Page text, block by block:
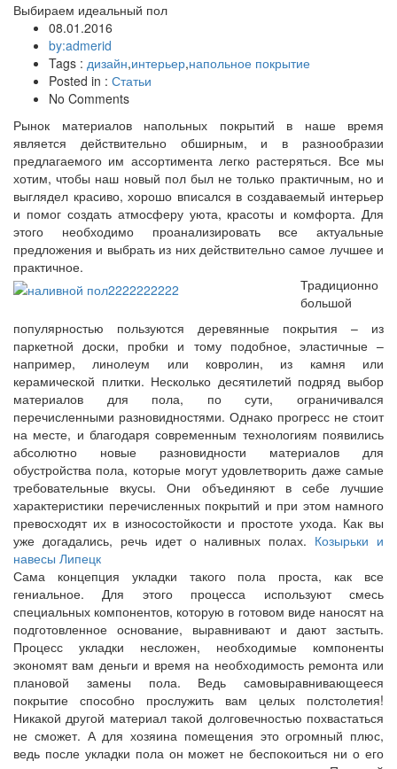
Выбираем идеальный пол
08.01.2016
by:admerid
Tags : дизайн,интерьер,напольное покрытие
Posted in : Статьи
No Comments
Рынок материалов напольных покрытий в наше время
является действительно обширным, и в разнообразии
предлагаемого им ассортимента легко растеряться. Все мы
хотим, чтобы наш новый пол был не только практичным, но и
выглядел красиво, хорошо вписался в создаваемый интерьер
и помог создать атмосферу уюта, красоты и комфорта. Для
этого необходимо проанализировать все актуальные
предложения и выбрать из них действительно самое лучшее и
практичное.
Традиционно
большой
популярностью пользуются деревянные покрытия – из
паркетной доски, пробки и тому подобное, эластичные –
например, линолеум или ковролин, из камня или
керамической плитки. Несколько десятилетий подряд выбор
материалов для пола, по сути, ограничивался
перечисленными разновидностями. Однако прогресс не стоит
на месте, и благодаря современным технологиям появились
абсолютно новые разновидности материалов для
обустройства пола, которые могут удовлетворить даже самые
требовательные вкусы. Они объединяют в себе лучшие
характеристики перечисленных покрытий и при этом намного
превосходят их в износостойкости и простоте ухода. Как вы
уже догадались, речь идет о наливных полах. Козырьки и
навесы Липецк
Сама концепция укладки такого пола проста, как все
гениальное. Для этого процесса используют смесь
специальных компонентов, которую в готовом виде наносят на
подготовленное основание, выравнивают и дают застыть.
Процесс укладки несложен, необходимые компоненты
экономят вам деньги и время на необходимость ремонта или
плановой замены пола. Ведь самовыравнивающееся
покрытие способно прослужить вам целых полстолетия!
Никакой другой материал такой долговечностью похвастаться
не сможет. А для хозяина помещения это огромный плюс,
ведь после укладки пола он может не беспокоиться ни о его